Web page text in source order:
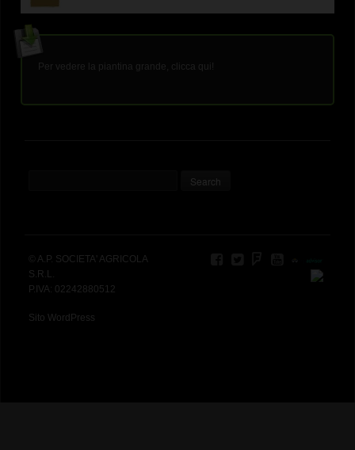
Per vedere la piantina grande, clicca qui !
© A.P. SOCIETA' AGRICOLA
S.R.L.
P.IVA: 02242880512
Sito WordPress